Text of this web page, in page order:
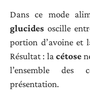
Dans ce mode
glucides oscille
portion d’avoine et
Résultat : lacétose
l’ensemble des
présentation.